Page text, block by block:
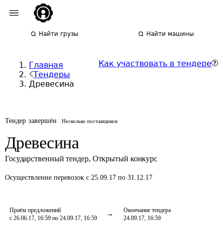
Найти грузы Найти машины
Главная
Тендеры
Древесина
Как участвовать в тендере
Тендер завершён Несколько поставщиков
Древесина
Государственный тендер, Открытый конкурс
Осуществление перевозок с 25.09.17 по 31.12.17
Приём предложений
с 26.06.17, 16:59 по 24.09.17, 16:59
Окончание тендера
24.09.17, 16:59